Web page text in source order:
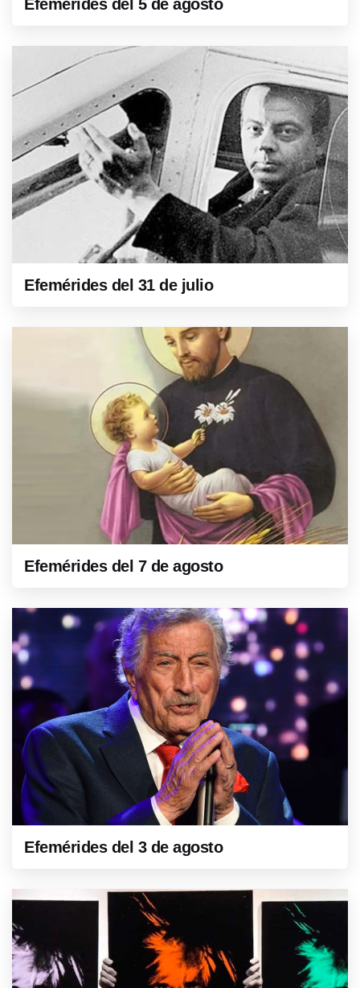
Efemérides del 5 de agosto
Efemérides del 31 de julio
Efemérides del 7 de agosto
Efemérides del 3 de agosto